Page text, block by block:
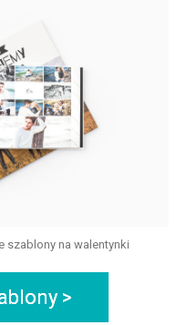
szablony na walentynki
>